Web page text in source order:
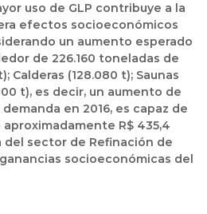
uso de GLP contribuye a la
efectos socioeconómicos
un aumento esperado
de 226.160 toneladas de
Calderas (128.080 t); Saunas
t), es decir, un aumento de
en 2016, es capaz de
R$ 435,4
del sector de Refinación de
socioeconómicas del